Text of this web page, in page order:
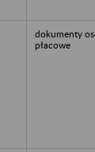
dokumenty
płacowe